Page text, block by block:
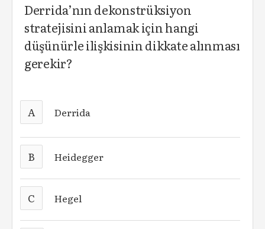
Derrida’nın dekonstrüksiyon
stratejisini anlamak için hangi
düşünürle ilişkisinin dikkate alınması
gerekir?
A Derrida
B Heidegger
C Hegel